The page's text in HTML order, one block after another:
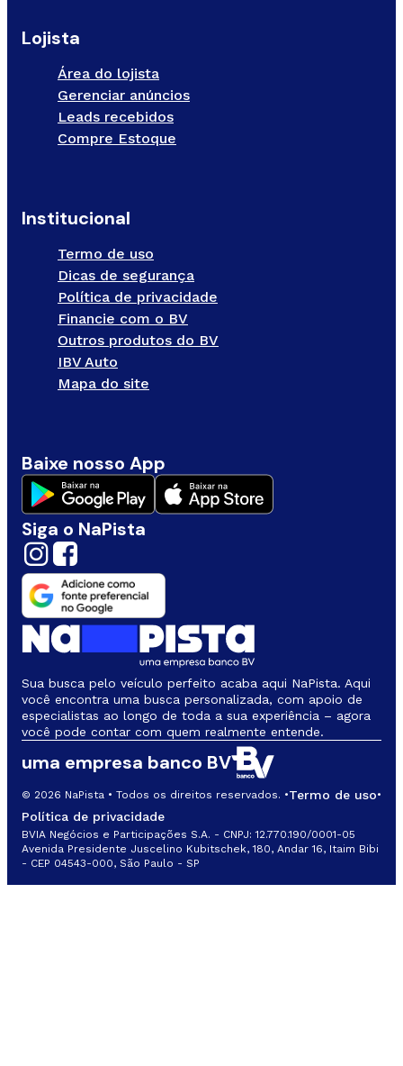
Lojista
Área do lojista
Gerenciar anúncios
Leads recebidos
Compre Estoque
Institucional
Termo de uso
Dicas de segurança
Política de privacidade
Financie com o BV
Outros produtos do BV
IBV Auto
Mapa do site
Baixe nosso App
Siga o NaPista
Sua busca pelo veículo perfeito acaba aqui NaPista. Aqui
você encontra uma busca personalizada, com apoio de
especialistas ao longo de toda a sua experiência – agora
você pode contar com quem realmente entende.
© 2026 NaPista • Todos os direitos reservados. •Termo de uso•
Política de privacidade
BVIA Negócios e Participações S.A. - CNPJ: 12.770.190/0001-05
Avenida Presidente Juscelino Kubitschek, 180, Andar 16, Itaim Bibi
- CEP 04543-000, São Paulo - SP
uma empresa banco BV